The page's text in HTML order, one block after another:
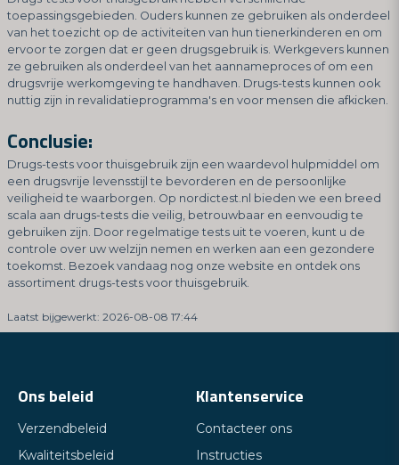
toepassingsgebieden. Ouders kunnen ze gebruiken als onderdeel
van het toezicht op de activiteiten van hun tienerkinderen en om
ervoor te zorgen dat er geen drugsgebruik is. Werkgevers kunnen
ze gebruiken als onderdeel van het aannameproces of om een
drugsvrije werkomgeving te handhaven. Drugs-tests kunnen ook
nuttig zijn in revalidatieprogramma's en voor mensen die afkicken.
Conclusie:
Drugs-tests voor thuisgebruik zijn een waardevol hulpmiddel om
een drugsvrije levensstijl te bevorderen en de persoonlijke
veiligheid te waarborgen. Op nordictest.nl bieden we een breed
scala aan drugs-tests die veilig, betrouwbaar en eenvoudig te
gebruiken zijn. Door regelmatige tests uit te voeren, kunt u de
controle over uw welzijn nemen en werken aan een gezondere
toekomst. Bezoek vandaag nog onze website en ontdek ons
assortiment drugs-tests voor thuisgebruik.
Laatst bijgewerkt: 2026-08-08 17:44
Ons beleid
Verzendbeleid
Kwaliteitsbeleid
Klantenservice
Contacteer ons
Instructies